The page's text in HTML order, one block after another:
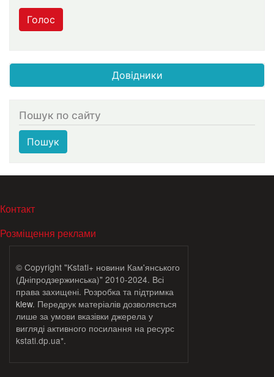
Голос
Довідники
Пошук по сайту
Пошук
МЕНЮ В ПОДВАЛЕ
Контакт
Розміщення реклами
© Copyright "Kstati+ новини Кам'янського
(Дніпродзержинська)" 2010-2024. Всі
права захищені. Розробка та підтримка
klew. Передрук матеріалів дозволяється
лише за умови вказівки джерела у
вигляді активного посилання на ресурс
kstati.dp.ua*.